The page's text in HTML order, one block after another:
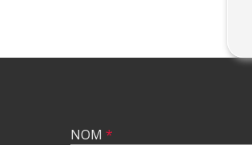
NOM *